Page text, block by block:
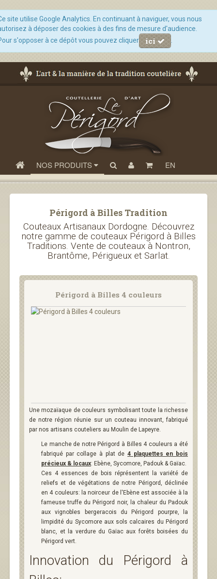
site utilise Google Analytics. En continuant à naviguer, vous nous
à déposer des cookies à des fins de mesure d'audience.
s'opposer à ce dépôt vous pouvez cliquer
ici
NOS PRODUITS EN
Périgord à Billes Tradition
Couteaux Artisanaux Dordogne. Découvrez
notre gamme de couteaux Périgord à Billes
Traditions. Vente de couteaux à Nontron,
Brantôme, Périgueux et Sarlat.
Périgord à Billes 4 couleurs
Une mozaïaque de couleurs symbolisant toute la richesse
de notre région réunie sur un couteau innovant, fabriqué
par nos artisans couteliers au Moulin de Lapeyre.
Le manche de notre Périgord à Billes 4 couleurs a été
fabriqué par collage à plat de 4 plaquettes en bois
précieux & locaux: Ebène, Sycomore, Padouk & Gaïac.
Ces 4 essences de bois réprésentent la variété de
reliefs et de végétations de notre Périgord, déclinée
en 4 couleurs: la noirceur de l'Ebène est associée à la
fameuse truffe du Périgord noir, la chaleur du Padouk
aux vignobles bergeracois du Périgord pourpre, la
limpidité du Sycomore aux sols calcaires du Périgord
blanc, et la verdure du Gaïac aux forêts boisées du
Périgord vert.
Innovation du Périgord à